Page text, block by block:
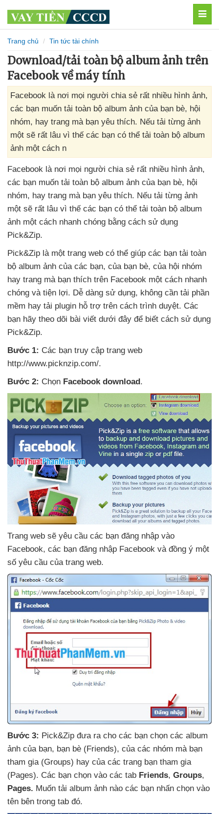
Trang chủ Tin tức tài chính
Download/tải toàn bộ album ảnh trên
Facebook về máy tính
Facebook là nơi mọi người chia sẻ rất nhiều hình ảnh,
các bạn muốn tải toàn bộ album ảnh của bạn bè, hội
nhóm, hay trang mà bạn yêu thích. Nếu tải từng ảnh
một sẽ rất lâu vì thế các bạn có thể tải toàn bộ album
ảnh một cách n
Facebook là nơi mọi người chia sẻ rất nhiều hình ảnh,
các bạn muốn tải toàn bộ album ảnh của bạn bè, hội
nhóm, hay trang mà bạn yêu thích. Nếu tải từng ảnh
một sẽ rất lâu vì thế các bạn có thể tải toàn bộ album
ảnh một cách nhanh chóng bằng cách sử dụng
Pick&Zip.
Pick&Zip là một trang web có thể giúp các bạn tải toàn
bộ album ảnh của các bạn, của bạn bè, của hội nhóm
hay trang mà bạn thích trên Facebook một cách nhanh
chóng và tiện lợi. Dễ dàng sử dụng, không cần tải phần
mềm hay tải plugin hỗ trợ trên cách trình duyệt. Các
bạn hãy theo dõi bài viết dưới đây để biết cách sử dụng
Pick&Zip.
Bước 1: Các bạn truy cập trang web
http://www.picknzip.com/.
Bước 2: Chọn Facebook download.
Trang web sẽ yêu cầu các bạn đăng nhập vào
Facebook, các bạn đăng nhập Facebook và đồng ý một
số yêu cầu của trang web.
Bước 3: Pick&Zip đưa ra cho các bạn chọn các album
ảnh của bạn, bạn bè (Friends), của các nhóm mà bạn
tham gia (Groups) hay của các trang bạn tham gia
(Pages). Các bạn chọn vào các tab Friends, Groups,
Pages. Muốn tải album ảnh nào các bạn nhấn chọn vào
tên bên trong tab đó.